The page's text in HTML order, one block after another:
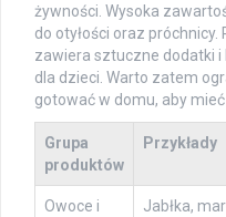
żywności. Wysoka
do otyłości oraz
zawiera sztuczne dodatki
dla dzieci. Warto zatem
gotować w domu, aby
Grupa
produktów
Przykłady
Owoce i
Jabłka,